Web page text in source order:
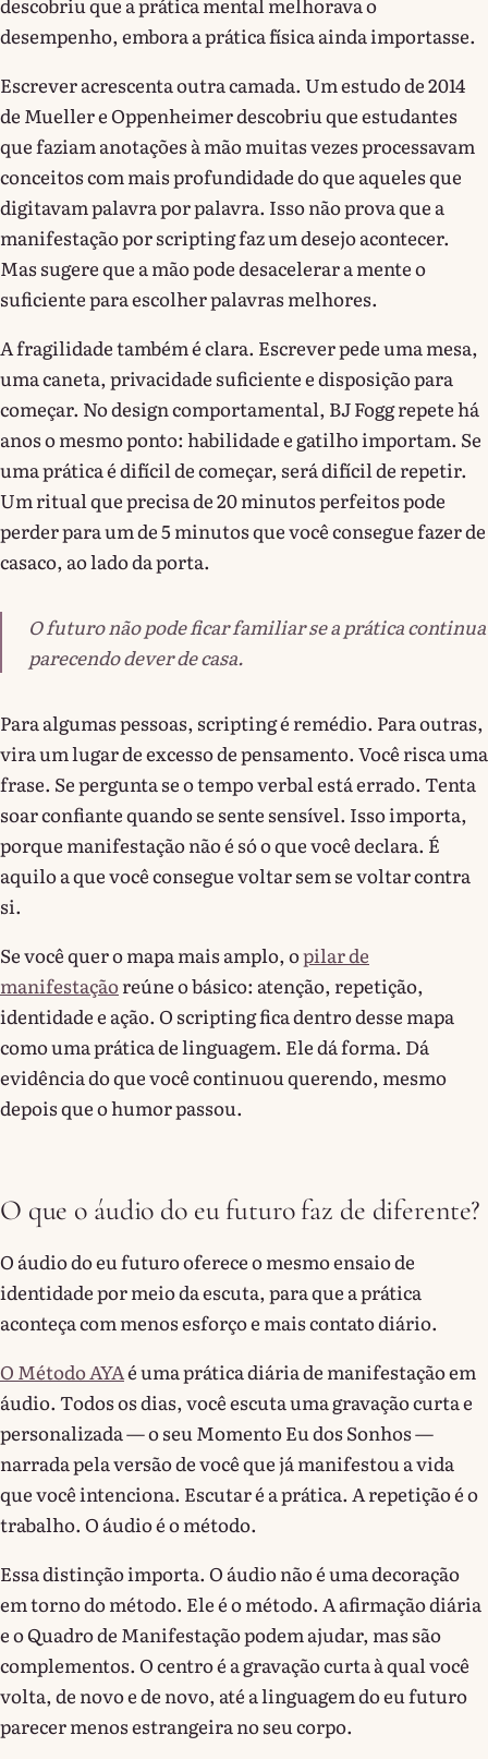
desempenho, embora a prática física ainda importasse.
Escrever acrescenta outra camada. Um estudo de 2014
de Mueller e Oppenheimer descobriu que estudantes
que faziam anotações à mão muitas vezes processavam
conceitos com mais profundidade do que aqueles que
digitavam palavra por palavra. Isso não prova que a
manifestação por scripting faz um desejo acontecer.
Mas sugere que a mão pode desacelerar a mente o
suficiente para escolher palavras melhores.
A fragilidade também é clara. Escrever pede uma mesa,
uma caneta, privacidade suficiente e disposição para
começar. No design comportamental, BJ Fogg repete há
anos o mesmo ponto: habilidade e gatilho importam. Se
uma prática é difícil de começar, será difícil de repetir.
Um ritual que precisa de 20 minutos perfeitos pode
perder para um de 5 minutos que você consegue fazer de
casaco, ao lado da porta.
O futuro não pode ficar familiar se a prática continua
parecendo dever de casa.
Para algumas pessoas, scripting é remédio. Para outras,
vira um lugar de excesso de pensamento. Você risca uma
frase. Se pergunta se o tempo verbal está errado. Tenta
soar confiante quando se sente sensível. Isso importa,
porque manifestação não é só o que você declara. É
aquilo a que você consegue voltar sem se voltar contra
si.
Se você quer o mapa mais amplo, opilar de
manifestaçãoreúne o básico: atenção, repetição,
identidade e ação. O scripting fica dentro desse mapa
como uma prática de linguagem. Ele dá forma. Dá
evidência do que você continuou querendo, mesmo
depois que o humor passou.
O que o áudio do eu futuro faz de diferente?
O áudio do eu futuro oferece o mesmo ensaio de
identidade por meio da escuta, para que a prática
aconteça com menos esforço e mais contato diário.
O Método AYAé uma prática diária de manifestação em
áudio. Todos os dias, você escuta uma gravação curta e
personalizada — o seu Momento Eu dos Sonhos —
narrada pela versão de você que já manifestou a vida
que você intenciona. Escutar é a prática. A repetição é o
trabalho. O áudio é o método.
Essa distinção importa. O áudio não é uma decoração
em torno do método. Ele é o método. A afirmação diária
e o Quadro de Manifestação podem ajudar, mas são
complementos. O centro é a gravação curta à qual você
volta, de novo e de novo, até a linguagem do eu futuro
parecer menos estrangeira no seu corpo.